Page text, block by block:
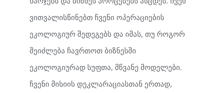
ვითვალისწინებთ ჩვენი ოპერაციების
ეკოლოგიურ შედეგებს და იმას, თუ როგორ
შეიძლება ჩავრთოთ ბიზნესში
ეკოლოგიურად სუფთა, მწვანე მოდელები.
ჩვენი მისიის დეკლარაციასთან ერთად,